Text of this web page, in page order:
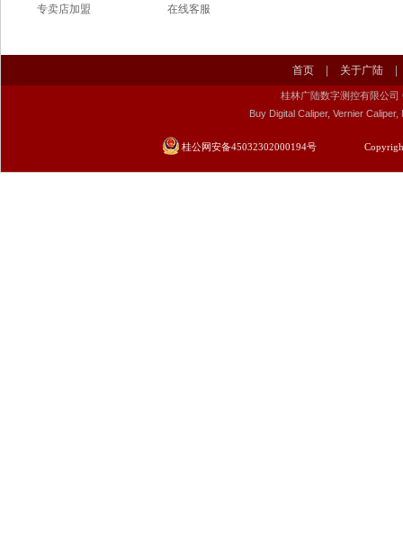
专卖店加盟 在线客服
首页 关于广陆
桂林广陆数字测控有限公司
Buy Digital Caliper, Vernier
桂公网安备45032302000194号